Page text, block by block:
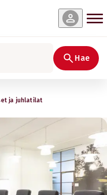
Hae
ja juhlatilat